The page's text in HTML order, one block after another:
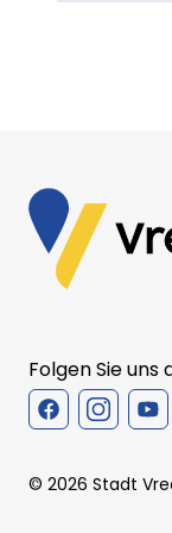
Folgen Sie uns
© 2026 Stadt